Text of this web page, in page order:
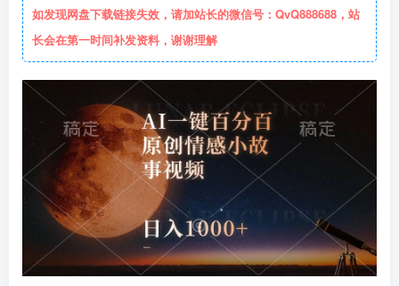
如发现网盘下载链接失效，请加站长的微信号：QvQ888688，站
长会在第一时间补发资料，谢谢理解